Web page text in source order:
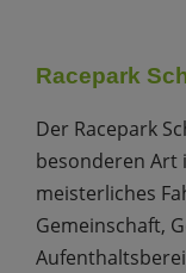
Racepark
Der Racepark
besonderen Art
meisterliches
Gemeinschaft,